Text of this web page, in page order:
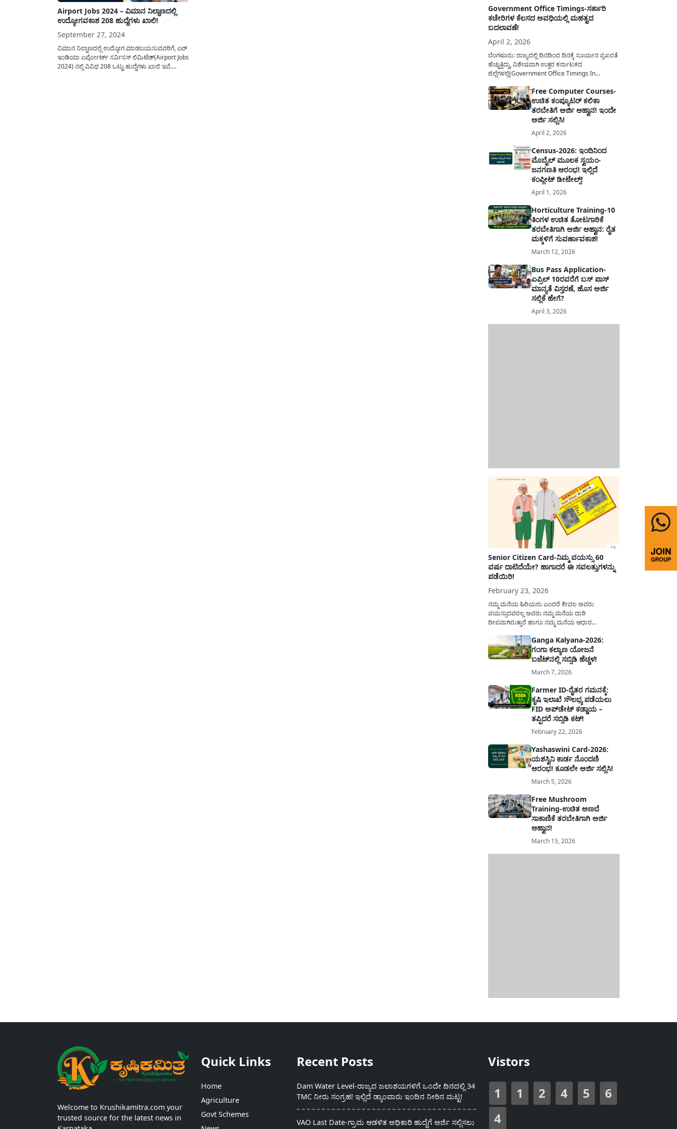
Airport Jobs 2024 – ವಿಮಾನ ನಿಲ್ದಾಣದಲ್ಲಿ
ಉದ್ಯೋಗವಕಾಶ 208 ಹುದ್ದೆಗಳು ಖಾಲಿ!
September 27, 2024
ವಿಮಾನ ನಿಲ್ದಾಣದಲ್ಲಿ ಉದ್ಯೋಗ ಮಾಡಬಯಸುವವರಿಗೆ, ಏರ್
ಇಂಡಿಯಾ ಏರ್ಪೋರ್ಟ್ ಸರ್ವಿಸಸ್ ಲಿಮಿಟೆಡ್(Airport Jobs
2024) ನಲ್ಲಿ ವಿವಿಧ 208 ಒಟ್ಟು ಹುದ್ದೆಗಳು ಖಾಲಿ ಇವೆ.
Government Office Timings-ಸರ್ಕಾರಿ
ಕಚೇರಿಗಳ ಕೆಲಸದ ಅವಧಿಯಲ್ಲಿ ಮಹತ್ವದ
ಬದಲಾವಣೆ!
April 2, 2026
ಬೆಂಗಳೂರು: ರಾಜ್ಯದಲ್ಲಿ ದಿನದಿಂದ ದಿನಕ್ಕೆ ಸೂರ್ಯನ ಪ್ರಖರತೆ
ಹೆಚ್ಚುತ್ತಿದ್ದು, ವಿಶೇಷವಾಗಿ ಉತ್ತರ ಕರ್ನಾಟಕದ
ಜಿಲ್ಲೆಗಳಲ್ಲಿ(Government Office Timings In
ಹಿನ್ನೆಲೆಯಲ್ಲಿ ಸರ್ಕಾರಿ ನೌಕರರ ಹಿತದೃಷ್ಟಿಯಿಂದ ಹಾಗೂ
ಸಾರ್ವಜನಿಕರ ಅನುಕೂಲಕ್ಕಾಗಿ ಕರ್ನಾಟಕ ಸರ್ಕಾರವು
ಮಹತ್ವದ ನಿರ್ಧಾರವೊಂದನ್ನು ಕೈಗೊಂಡಿದೆ. ಕಿತ್ತೂರು ಕರ್ನಾಟಕ
ಮತ್ತು ಕಲ್ಯಾಣ ಕರ್ನಾಟಕದ ಒಟ್ಟು 9 ಜಿಲ್ಲೆಗಳಲ್ಲಿ ಏಪ್ರಿಲ್...
Free Computer Courses-
ಉಚಿತ ಕಂಪ್ಯೂಟರ್ ಕಲಿಕಾ
ತರಬೇತಿಗೆ ಅರ್ಜಿ ಆಹ್ವಾನ! ಇಂದೇ
ಅರ್ಜಿ ಸಲ್ಲಿಸಿ!
April 2, 2026
Census-2026: ಇಂದಿನಿಂದ
ಮೊಬೈಲ್ ಮೂಲಕ ಸ್ವಯಂ-
ಜನಗಣತಿ ಆರಂಭ! ಇಲ್ಲಿದೆ
ಕಂಪ್ಲೀಟ್ ಡೀಟೇಲ್ಸ್!
April 1, 2026
Horticulture Training-10
ತಿಂಗಳ ಉಚಿತ ತೋಟಗಾರಿಕೆ
ತರಬೇತಿಗಾಗಿ ಅರ್ಜಿ ಆಹ್ವಾನ: ರೈತ
ಮಕ್ಕಳಿಗೆ ಸುವರ್ಣಾವಕಾಶ!
March 12, 2026
Bus Pass Application-
ಏಪ್ರಿಲ್ 10ರವರೆಗೆ ಬಸ್ ಪಾಸ್
ಮಾನ್ಯತೆ ವಿಸ್ತರಣೆ, ಹೊಸ ಅರ್ಜಿ
ಸಲ್ಲಿಕೆ ಹೇಗೆ?
April 3, 2026
Senior Citizen Card-ನಿಮ್ಮ ವಯಸ್ಸು 60
ವರ್ಷ ದಾಟಿದೆಯೇ? ಹಾಗಾದರೆ ಈ ಸವಲತ್ತುಗಳನ್ನು
ಪಡೆಯಿರಿ!
February 23, 2026
ನಮ್ಮ ಮನೆಯ ಹಿರಿಯರು ಎಂದರೆ ಕೇವಲ ಅವರು
ವಯಸ್ಸಾದವರಲ್ಲ ಅವರು ನಮ್ಮ ಮನೆಯ ದಾರಿ
ದೀಪವಾಗಿರುತ್ತಾರೆ ಹಾಗೂ ನಮ್ಮ ಮನೆಯ ಆಧಾರ
ಸಮಾಜಕ್ಕಾಗಿ ದುಡಿತಿರುತ್ತಾರೆ ಹಾಗೆಯೇ ಅವರು ತಮ್ಮ 60
ವರ್ಷಗಳ ನಂತರದ ಜೀವನವನ್ನು ನೆಮ್ಮದಿಯಿಂದ
ಕಳೆಯಬೇಕೆಂಬುದು ಪ್ರತಿಯೊಬ್ಬರ ಕನಸಾಗಿರುತ್ತದೆ ಆದ್ದರಿಂದ
ಸರ್ಕಾರವು ಹಿರಿಯ ನಾಗರಿಕರ ಗುರುತಿನ ಚೀಟಿ...
Ganga Kalyana-2026:
ಗಂಗಾ ಕಲ್ಯಾಣ ಯೋಜನೆ
ಬಜೆಟ್‌ನಲ್ಲಿ ಸಬ್ಸಿಡಿ ಹೆಚ್ಚಳ!
March 7, 2026
Farmer ID-ರೈತರ ಗಮನಕ್ಕೆ:
ಕೃಷಿ ಇಲಾಖೆ ಸೌಲಭ್ಯ ಪಡೆಯಲು
FID ಅಪ್‌ಡೇಟ್ ಕಡ್ಡಾಯ –
ತಪ್ಪಿದರೆ ಸಬ್ಸಿಡಿ ಕಟ್!
February 22, 2026
Yashaswini Card-2026:
ಯಶಸ್ವಿನಿ ಕಾರ್ಡ ನೊಂದಣಿ
ಆರಂಭ! ಕೂಡಲೇ ಅರ್ಜಿ ಸಲ್ಲಿಸಿ!
March 5, 2026
Free Mushroom
Training-ಉಚಿತ ಅಣಬೆ
ಸಾಕಾಣಿಕೆ ತರಬೇತಿಗಾಗಿ ಅರ್ಜಿ
ಆಹ್ವಾನ!
March 15, 2026
Welcome to Krushikamitra.com your
trusted source for the latest news in
Quick Links
Home
Agriculture
Govt Schemes
Recent Posts
Dam Water Level-ರಾಜ್ಯದ ಜಲಾಶಯಗಳಿಗೆ ಒಂದೇ ದಿನದಲ್ಲಿ 34
TMC ನೀರು ಸಂಗ್ರಹ! ಇಲ್ಲಿದೆ ಡ್ಯಾಂವಾರು ಇಂದಿನ ನೀರಿನ ಮಟ್ಟ!
VAO Last Date-ಗ್ರಾಮ ಆಡಳಿತ ಅಧಿಕಾರಿ ಹುದ್ದೆಗೆ ಅರ್ಜಿ ಸಲ್ಲಿಸಲು
Vistors
1
1 2 4 5
6
4